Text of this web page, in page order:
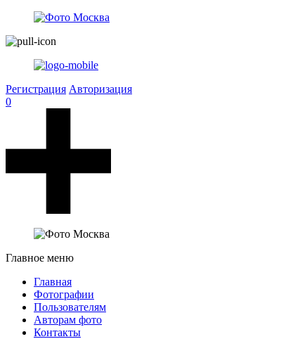
Регистрация Авторизация
0
Главное меню
Главная
Фотографии
Пользователям
Авторам фото
Контакты